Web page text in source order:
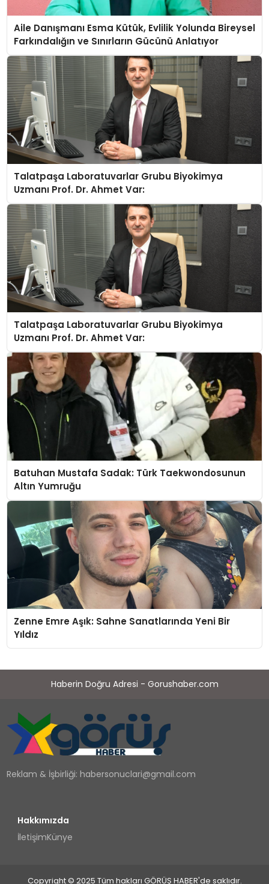
Aile Danışmanı Esma Kütük, Evlilik Yolunda Bireysel
Farkındalığın ve Sınırların Gücünü Anlatıyor
Talatpaşa Laboratuvarlar Grubu Biyokimya
Uzmanı Prof. Dr. Ahmet Var:
Talatpaşa Laboratuvarlar Grubu Biyokimya
Uzmanı Prof. Dr. Ahmet Var:
Batuhan Mustafa Sadak: Türk Taekwondosunun
Altın Yumruğu
Zenne Emre Aşık: Sahne Sanatlarında Yeni Bir
Yıldız
Haberin Doğru Adresi - Gorushaber.com
Reklam & İşbirliği:habersonuclari@gmail.com
Hakkımızda
İletişimKünye
Copyright © 2025 Tüm hakları GÖRÜŞ HABER'de saklıdır.